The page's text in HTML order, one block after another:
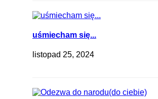
uśmiecham się...
listopad 25, 2024